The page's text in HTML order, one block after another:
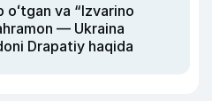
va “Izvarino
— Ukraina
Drapatiy haqida